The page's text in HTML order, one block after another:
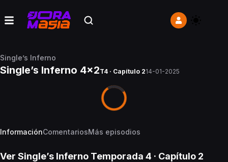
Single’s Inferno
Single’s Inferno 4x2T4 · Capítulo 214-01-2025
InformaciónComentariosMás episodios
Ver Single’s Inferno Temporada 4 · Capítulo 2